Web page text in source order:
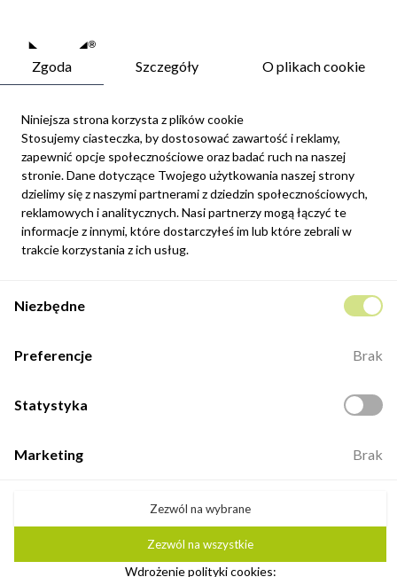
Newsletter
Możesz zrezygnować w każdej chwili. W tym celu należy odnaleźć
szczegóły w naszej informacji prawnej.
Zapisz się
internetowego.
Kontakt
Otwarte: 8:00 -16:00
©2026 Minio. Wszelkie prawa zastrzeżone.
Ustawienia plików cookie
Zgoda Szczegóły O plikach cookie
Niniejsza strona korzysta z plików cookie
Stosujemy ciasteczka, by dostosować zawartość i reklamy,
zapewnić opcje społecznościowe oraz badać ruch na naszej
stronie. Dane dotyczące Twojego użytkowania naszej strony
dzielimy się z naszymi partnerami z dziedzin społecznościowych,
reklamowych i analitycznych. Nasi partnerzy mogą łączyć te
informacje z innymi, które dostarczyłeś im lub które zebrali w
trakcie korzystania z ich usług.
Niezbędne
Preferencje Brak
Statystyka
Marketing Brak
Wdrożenie polityki cookies:
Zezwól na wybrane
Zezwól na wszystkie